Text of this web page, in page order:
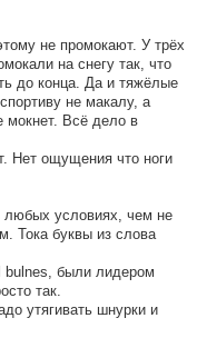
не промокают. У трёх
на снегу так, что
до конца. Да и тяжёлые
не макалу, а
мокнет. Всё дело в
Нет ощущения что ноги
любых условиях, чем не
Тока буквы из слова
bulnes, были лидером
так.
утягивать шнурки и